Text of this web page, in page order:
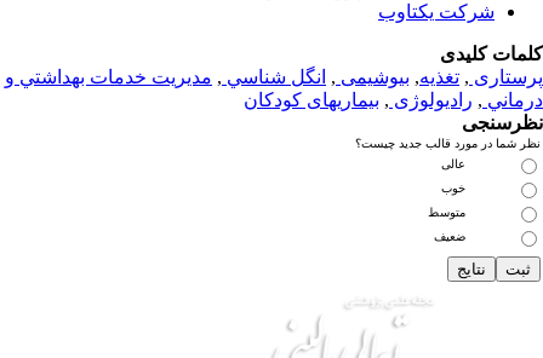
شرکت یکتاوب
کلیدی
, تغذيه,بیوشیمی , انگل شناسي , مديريت خدمات بهداشتي و
, رادیولوژی, بیماریهای کودکان
شما در مورد قالب جدید چیست؟
عالی
خوب
متوسط
ضعیف